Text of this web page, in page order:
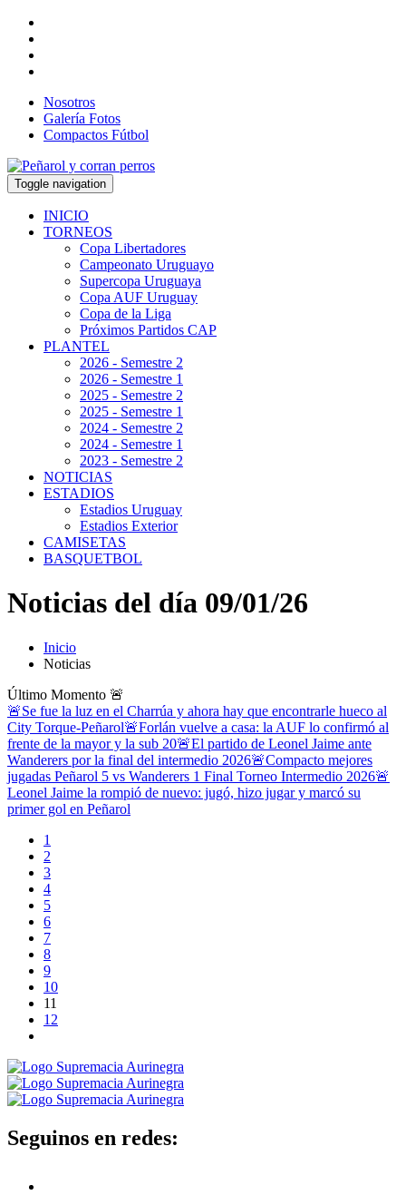
Nosotros
Galería Fotos
Compactos Fútbol
Toggle navigation
INICIO
TORNEOS
Copa Libertadores
Campeonato Uruguayo
Supercopa Uruguaya
Copa AUF Uruguay
Copa de la Liga
Próximos Partidos CAP
PLANTEL
2026 - Semestre 2
2026 - Semestre 1
2025 - Semestre 2
2025 - Semestre 1
2024 - Semestre 2
2024 - Semestre 1
2023 - Semestre 2
NOTICIAS
ESTADIOS
Estadios Uruguay
Estadios Exterior
CAMISETAS
BASQUETBOL
Noticias del día 09/01/26
Inicio
Noticias
Último Momento 🚨
🚨Se fue la luz en el Charrúa y ahora hay que encontrarle hueco al
City Torque-Peñarol🚨Forlán vuelve a casa: la AUF lo confirmó al
frente de la mayor y la sub 20🚨El partido de Leonel Jaime ante
Wanderers por la final del intermedio 2026🚨Compacto mejores
jugadas Peñarol 5 vs Wanderers 1 Final Torneo Intermedio 2026🚨
Leonel Jaime la rompió de nuevo: jugó, hizo jugar y marcó su
primer gol en Peñarol
1
2
3
4
5
6
7
8
9
10
11
12
Seguinos en redes: